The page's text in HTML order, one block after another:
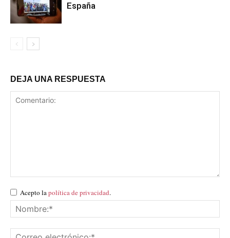
España
DEJA UNA RESPUESTA
Acepto lapolítica de privacidad.